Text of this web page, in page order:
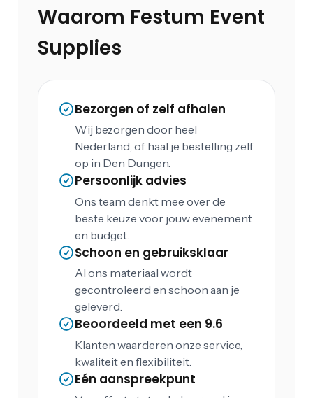
Waarom Festum Event
Supplies
Bezorgen of zelf afhalen
Wij bezorgen door heel
Nederland, of haal je bestelling zelf
op in Den Dungen.
Persoonlijk advies
Ons team denkt mee over de
beste keuze voor jouw evenement
en budget.
Schoon en gebruiksklaar
Al ons materiaal wordt
gecontroleerd en schoon aan je
geleverd.
Beoordeeld met een 9.6
Klanten waarderen onze service,
kwaliteit en flexibiliteit.
Eén aanspreekpunt